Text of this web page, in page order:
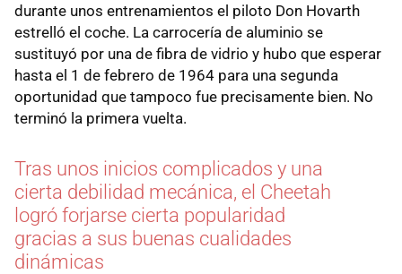
durante unos entrenamientos el piloto Don Hovarth
estrelló el coche. La carrocería de aluminio se
sustituyó por una de fibra de vidrio y hubo que esperar
hasta el 1 de febrero de 1964 para una segunda
oportunidad que tampoco fue precisamente bien. No
terminó la primera vuelta.
Tras unos inicios complicados y una
cierta debilidad mecánica, el Cheetah
logró forjarse cierta popularidad
gracias a sus buenas cualidades
dinámicas